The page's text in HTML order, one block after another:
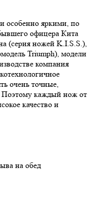
особенно яркими, по
офицера Кита
(серия ножей K.I.S.S.),
Triumph), модели
компания
очень точные,
Поэтому каждый нож от
качество и
на обед